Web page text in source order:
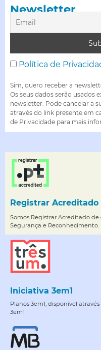
Newsletter
Política de
Sim, quero receber a
Os seus dados serão usados
newsletter. Pode cancelar a
através do link presente em
de Privacidade para mais
Registrar Acreditado
Somos Registrar Acreditado de
Segurança e Reconhecimento.
Iniciativa 3em1
Planos 3em1, disponível
3em1